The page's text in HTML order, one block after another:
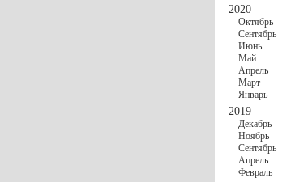
2020
Октябрь
Сентябрь
Июнь
Май
Апрель
Март
Январь
2019
Декабрь
Ноябрь
Сентябрь
Апрель
Февраль